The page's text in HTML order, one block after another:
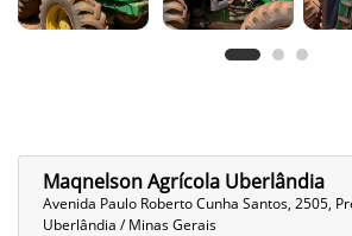
Maqnelson Agrícola Uberlândia
Avenida Paulo Roberto Cunha Santos, 2505,
Uberlândia / Minas Gerais